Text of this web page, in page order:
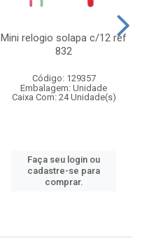
Mini relogio solapa c/12 ref
832
Código: 129357
Embalagem: Unidade
Caixa Com: 24 Unidade(s)
Faça seu login ou
cadastre-se para
comprar.